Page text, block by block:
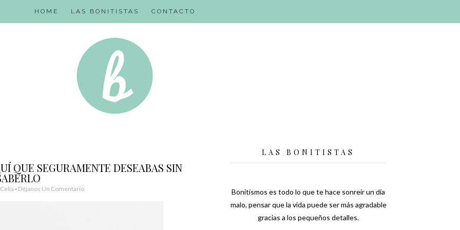
HOME LAS BONITISTAS CONTACTO
QUE SEGURAMENTE DESEABAS SIN
Celia Déjanos Un Comentario
LAS BONITISTAS
Bonitismos es todo lo que te hace sonreír un día
malo, pensar que la vida puede ser más agradable
gracias a los pequeños detalles.